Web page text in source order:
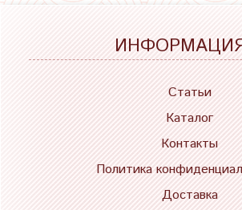
Статьи
Каталог
Контакты
Политика
Доставка